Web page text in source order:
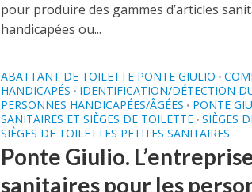
pour produire des gammes d’articles
handicapées ou...
ABATTANT DE TOILETTE PONTE GIULIO •
HANDICAPÉS • IDENTIFICATION/DÉTECTION
PERSONNES HANDICAPÉES/ÂGÉES • PONTE
SANITAIRES ET SIÈGES DE TOILETTE • SIÈGES
SIÈGES DE TOILETTES PETITES SANITAIRES
Ponte Giulio.
sanitaires pour les